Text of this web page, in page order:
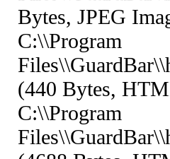
Bytes, JPEG
C:\\Program
(440 Bytes,
C:\\Program